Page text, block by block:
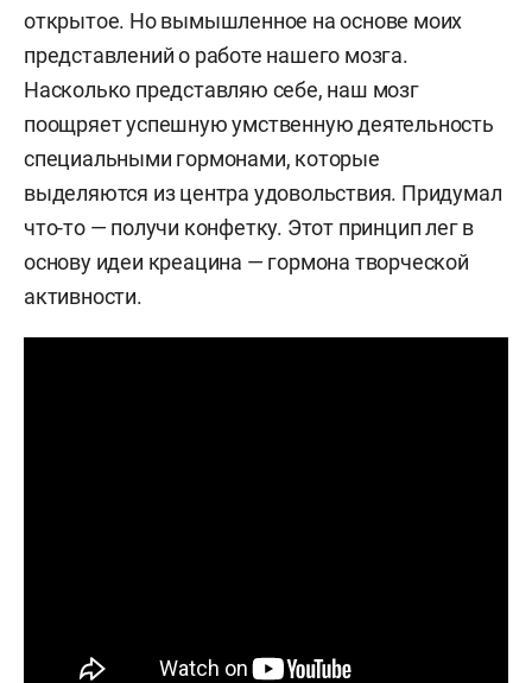
открытое. Но вымышленное на основе моих
представлений о работе нашего мозга.
Насколько представляю себе, наш мозг
поощряет успешную умственную деятельность
специальными гормонами, которые
выделяются из центра удовольствия. Придумал
что-то — получи конфетку. Этот принцип лег в
основу идеи креацина — гормона творческой
активности.